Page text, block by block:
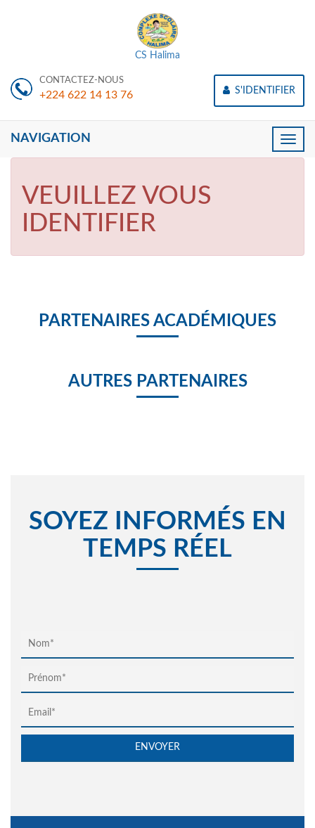
CS Halima
CONTACTEZ-NOUS
+224 622 14 13 76 S'IDENTIFIER
Toggle
NAVIGATION
VEUILLEZ VOUS
IDENTIFIER
PARTENAIRES ACADÉMIQUES
AUTRES PARTENAIRES
SOYEZ INFORMÉS EN
TEMPS RÉEL